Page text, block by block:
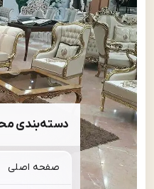
دسته‌بندی محصولات
صفحه اصلی